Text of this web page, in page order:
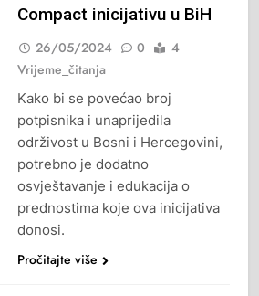
Compact inicijativu u BiH
26/05/2024 0
4
Vrijeme_čitanja
Kako bi se povećao broj
potpisnika i unaprijedila
održivost u Bosni i Hercegovini,
potrebno je dodatno
osvještavanje i edukacija o
prednostima koje ova inicijativa
donosi.
Pročitajte više